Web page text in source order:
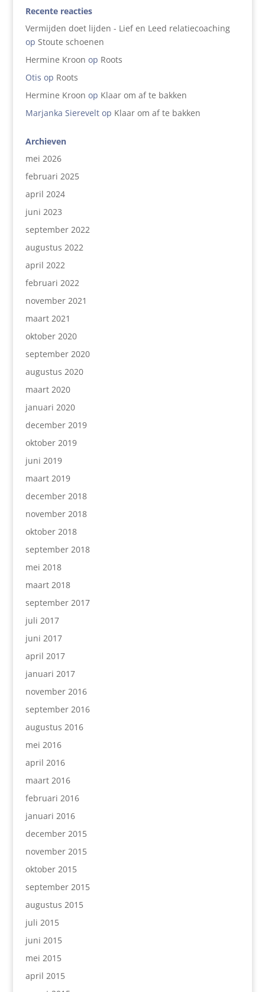
Recente reacties
Vermijden doet lijden - Lief en Leed relatiecoaching
op Stoute schoenen
Hermine Kroon op Roots
Otis op Roots
Hermine Kroon op Klaar om af te bakken
Marjanka Siereveltop Klaar om af te bakken
Archieven
mei 2026
februari 2025
april 2024
juni 2023
september 2022
augustus 2022
april 2022
februari 2022
november 2021
maart 2021
oktober 2020
september 2020
augustus 2020
maart 2020
januari 2020
december 2019
oktober 2019
juni 2019
maart 2019
december 2018
november 2018
oktober 2018
september 2018
mei 2018
maart 2018
september 2017
juli 2017
juni 2017
april 2017
januari 2017
november 2016
september 2016
augustus 2016
mei 2016
april 2016
maart 2016
februari 2016
januari 2016
december 2015
november 2015
oktober 2015
september 2015
augustus 2015
juli 2015
juni 2015
mei 2015
april 2015